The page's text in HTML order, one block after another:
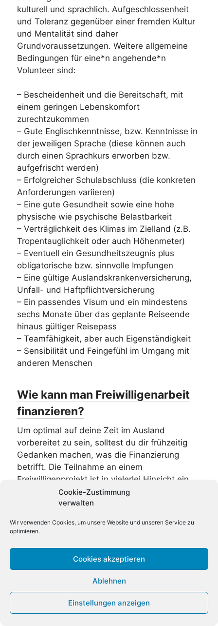
Cookie-Zustimmung
verwalten
Wir verwenden Cookies, um unsere Website und unseren Service zu
optimieren.
Cookies akzeptieren
Ablehnen
Einstellungen anzeigen
kulturell und sprachlich. Aufgeschlossenheit
und Toleranz gegenüber einer fremden Kultur
und Mentalität sind daher
Grundvoraussetzungen. Weitere allgemeine
Bedingungen für eine*n angehende*n
Volunteer sind:
– Bescheidenheit und die Bereitschaft, mit
einem geringen Lebenskomfort
zurechtzukommen
– Gute Englischkenntnisse, bzw. Kenntnisse in
der jeweiligen Sprache (diese können auch
durch einen Sprachkurs erworben bzw.
aufgefrischt werden)
– Erfolgreicher Schulabschluss (die konkreten
Anforderungen variieren)
– Eine gute Gesundheit sowie eine hohe
physische wie psychische Belastbarkeit
– Verträglichkeit des Klimas im Zielland (z.B.
Tropentauglichkeit oder auch Höhenmeter)
– Eventuell ein Gesundheitszeugnis plus
obligatorische bzw. sinnvolle Impfungen
– Eine gültige Auslandskrankenversicherung,
Unfall- und Haftpflichtversicherung
– Ein passendes Visum und ein mindestens
sechs Monate über das geplante Reiseende
hinaus gültiger Reisepass
– Teamfähigkeit, aber auch Eigenständigkeit
– Sensibilität und Feingefühl im Umgang mit
anderen Menschen
Wie kann man Freiwilligenarbeit
finanzieren?
Um optimal auf deine Zeit im Ausland
vorbereitet zu sein, solltest du dir frühzeitig
Gedanken machen, was die Finanzierung
betrifft. Die Teilnahme an einem
Freiwilligenprojekt ist in vielerlei Hinsicht ein
großer Gewinn. Leider kannst du dabei aber
nicht mit einer Vergütung rechnen. Im
Unterkunft, Verpflegung, den Flug, die
einen Veranstalter buchst, so ist das mit
weiteren Kosten verbunden. Je nach Zielland,
variieren die zu erwartenden Ausgaben
natürlich.